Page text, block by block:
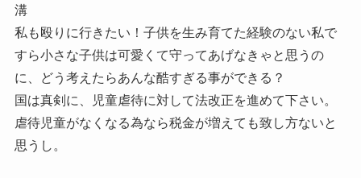
溝
私も殴りに行きたい！子供を生み育てた経験のない私で
すら小さな子供は可愛くて守ってあげなきゃと思うの
に、どう考えたらあんな酷すぎる事ができる？
国は真剣に、児童虐待に対して法改正を進めて下さい。
虐待児童がなくなる為なら税金が増えても致し方ないと
思うし。